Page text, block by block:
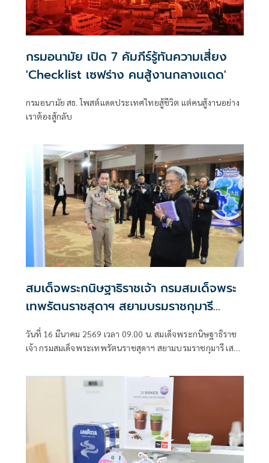
กรมอนามัย เปิด 7 คัมภีร์รู้ทันความเสี่ยง
'Checklist เซฟร่าง คนสู้งานกลางแดด'
กรมอนามัย สธ. โพสต์แดดประเทศไทยสู้ชีวิต แต่คนสู้งานอย่าง
เราต้องสู้กลับ
สมเด็จพระกนิษฐาธิราชเจ้า กรมสมเด็จพระ
เทพรัตนราชสุดาฯ สยามบรมราชกุมารี
เสด็จพระราชดำเนินมาทรงเปิดงานวิชาการ
ส่งเสริมสุขภาพและอนามัยสิ่งแวดล้อมแห่ง
ชาติ ครั้งที่ 18 พ.ศ. 2569
วันที่ 16 มีนาคม 2569 เวลา 09.00 น. สมเด็จพระกนิษฐาธิราช
เจ้า กรมสมเด็จพระเทพรัตนราชสุดาฯ สยามบรมราชกุมารี เสด็จ
อนามัยสิ่งแวดล้อมแห่งชาติ ครั้งที่ 18 พ.ศ. 2569 ณ โรงแรมมิรา
เคิล แกรนด์ คอนเวนชั่น กรุงเทพมหานคร โดยมี นายพัฒนา
พร้อมพัฒน์ รัฐมนตรีว่าการกระทรวงสาธารณสุข นายวรโชติ